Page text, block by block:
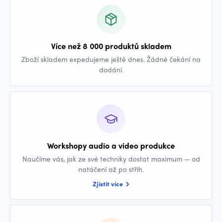
Více než 8 000 produktů skladem
Zboží skladem expedujeme ještě dnes. Žádné čekání na
dodání.
Workshopy audio a video produkce
Naučíme vás, jak ze své techniky dostat maximum — od
natáčení až po střih.
Zjistit více